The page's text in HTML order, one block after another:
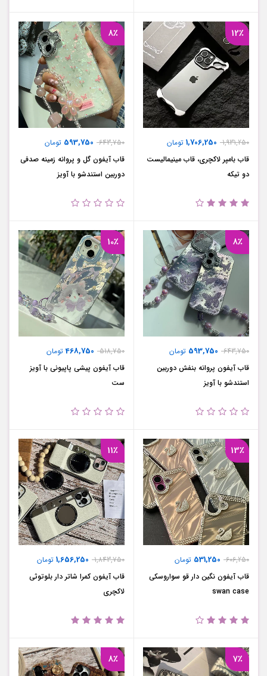
12٪
1,931,250
1,706,250 تومان
قاب بامپر لاکچری، قاب مینیمالیست
دو تیکه
8٪
643,750
593,750 تومان
قاب آیفون گل و پروانه زمینه صدفی
دوربین استندشو با آویز
8٪
643,750
593,750 تومان
قاب آیفون پروانه بنفش دوربین
استندشو با آویز
10٪
518,750
468,750تومان
قاب آیفون پیشی پاپیونی با آویز
ست
13٪
606,250
531,250 تومان
قاب آیفون نگین دار قو سواروسکی
swan case
11٪
1,843,750
1,656,250 تومان
قاب آیفون کمرا شاتر دار بلوتوثی
لاکچری
7٪ 8٪